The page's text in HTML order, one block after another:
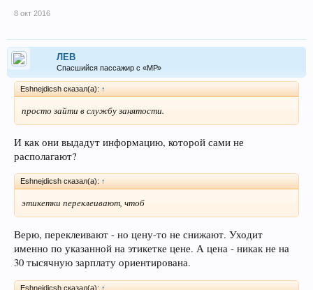
8 окт 2016
ЛEB
Спасшийся пассажир с «МР»
Eshnejdicsh сказал(а): ↑
просто зайти в службу занятости.
И как они выдадут информацию, которой сами не
располагают?
Eshnejdicsh сказал(а): ↑
этикетки переклеивают, чтоб
Верю, переклеивают - но цену-то не снижают. Уходит
именно по указанной на этикетке цене. А цена - никак не на
30 тысячную зарплату ориентирована.
Eshnejdicsh сказал(а): ↑